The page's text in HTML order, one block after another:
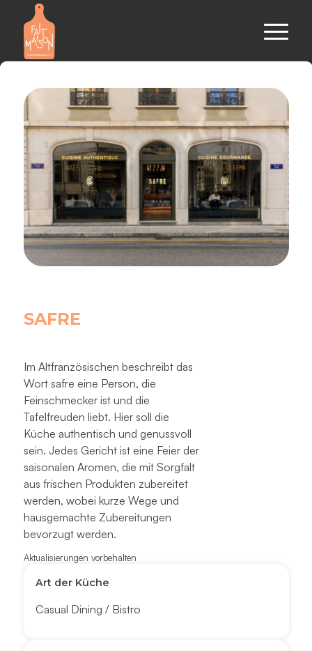
SAFRE
Im Altfranzösischen beschreibt das
Wort safre eine Person, die
Feinschmecker ist und die
Tafelfreuden liebt. Hier soll die
Küche authentisch und genussvoll
sein. Jedes Gericht ist eine Feier der
saisonalen Aromen, die mit Sorgfalt
aus frischen Produkten zubereitet
werden, wobei kurze Wege und
hausgemachte Zubereitungen
bevorzugt werden.
Aktualisierungen vorbehalten
Art der Küche
Casual Dining / Bistro